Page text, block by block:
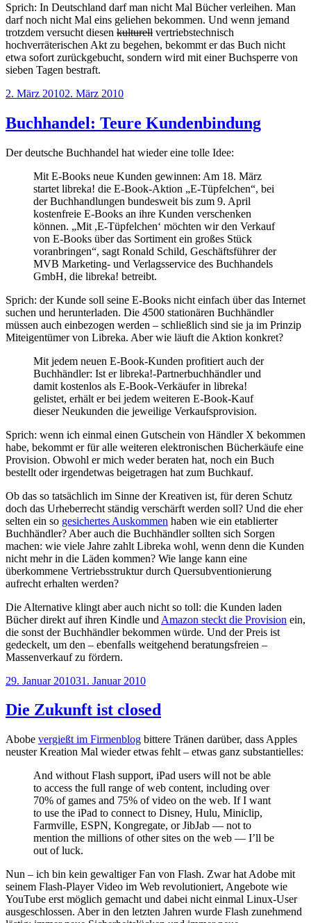
Sprich: In Deutschland darf man nicht Mal Bücher verleihen. Man
darf noch nicht Mal eins geliehen bekommen. Und wenn jemand
trotzdem versucht diesen kulturell vertriebstechnisch
hochverräterischen Akt zu begehen, bekommt er das Buch nicht
etwa sofort zurückgebucht, sondern wird mit einer Buchsperre von
sieben Tagen bestraft.
Veröffentlicht
2. März 20102. März 2010
Buchhandel: Teure Kundenbindung
Der deutsche Buchhandel hat wieder eine tolle Idee:
Mit E-Books neue Kunden gewinnen: Am 18. März
startet libreka! die E-Book-Aktion „E-Tüpfelchen“, bei
der Buchhandlungen bundesweit bis zum 9. April
kostenfreie E-Books an ihre Kunden verschenken
können. „Mit ,E-Tüpfelchen‘ möchten wir den Verkauf
von E-Books über das Sortiment ein großes Stück
voranbringen“, sagt Ronald Schild, Geschäftsführer der
MVB Marketing- und Verlagsservice des Buchhandels
GmbH, die libreka! betreibt.
Sprich: der Kunde soll seine E-Books nicht einfach über das Internet
suchen und herunterladen. Die 4500 stationären Buchhändler
müssen auch einbezogen werden – schließlich sind sie ja im Prinzip
Miteigentümer von Libreka. Aber wie läuft die Aktion konkret?
Mit jedem neuen E-Book-Kunden profitiert auch der
Buchhändler: Ist er libreka!-Partnerbuchhändler und
damit kostenlos als E-Book-Verkäufer in libreka!
gelistet, erhält er bei jedem weiteren E-Book-Kauf
dieser Neukunden die jeweilige Verkaufsprovision.
Sprich: wenn ich einmal einen Gutschein von Händler X bekommen
habe, bekommt er für alle weiteren elektronischen Bücherkäufe eine
Provision. Obwohl er mich weder beraten hat, noch ein Buch
bestellt oder irgendetwas beigetragen hat zum Buchkauf.
Ob das so tatsächlich im Sinne der Kreativen ist, für deren Schutz
doch das Urheberrecht ständig verschärft werden soll? Und die eher
selten ein so gesichertes Auskommen haben wie ein etablierter
Buchhändler? Aber auch die Buchhändler sollten sich Sorgen
machen: wie viele Jahre zahlt Libreka wohl, wenn denn die Kunden
nicht mehr in die Läden kommen? Wie lange kann eine
überkommene Vertriebsstruktur durch Quersubventionierung
aufrecht erhalten werden?
Die Alternative klingt aber auch nicht so toll: die Kunden laden
Bücher direkt auf ihren Kindle und Amazon steckt die Provision ein,
die sonst der Buchhändler bekommen würde. Und der Preis ist
gedeckelt, um den – ebenfalls weitgehend beratungsfreien –
Massenverkauf zu fördern.
Veröffentlicht
29. Januar 201031. Januar 2010
Die Zukunft ist closed
Abobe vergießt im Firmenblog bittere Tränen darüber, dass Apples
neuster Kreation Mal wieder etwas fehlt – etwas ganz substantielles:
And without Flash support, iPad users will not be able
to access the full range of web content, including over
70% of games and 75% of video on the web. If I want
to use the iPad to connect to Disney, Hulu, Miniclip,
Farmville, ESPN, Kongregate, or JibJab — not to
mention the millions of other sites on the web — I’ll be
out of luck.
Nun – ich bin kein gewaltiger Fan von Flash. Zwar hat Adobe mit
seinem Flash-Player Video im Web revolutioniert, Angebote wie
YouTube erst möglich gemacht und dabei nicht einmal Linux-User
ausgeschlossen. Aber in den letzten Jahren wurde Flash zunehmend